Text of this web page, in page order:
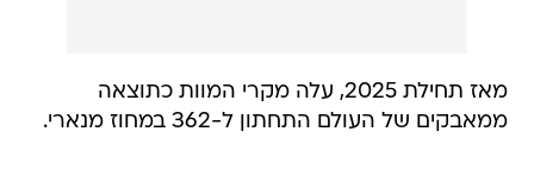
מאז תחילת 2025, עלה מקרי המוות כתוצאה
ממאבקים של העולם התחתון ל-362 במחוז מנארי.